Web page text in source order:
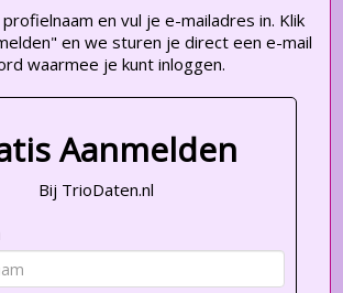
en vul je e-mailadres in. Klik
en we sturen je direct een e-mail
waarmee je kunt inloggen.
Aanmelden
Bij TrioDaten.nl